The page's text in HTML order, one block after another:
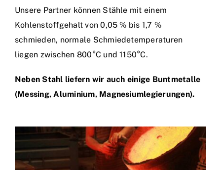
Unsere Partner können Stähle mit einem
Kohlenstoffgehalt von 0,05 % bis 1,7 %
schmieden, normale Schmiedetemperaturen
liegen zwischen 800°C und 1150°C.
Neben Stahl liefern wir auch einige Buntmetalle
(Messing, Aluminium, Magnesiumlegierungen).